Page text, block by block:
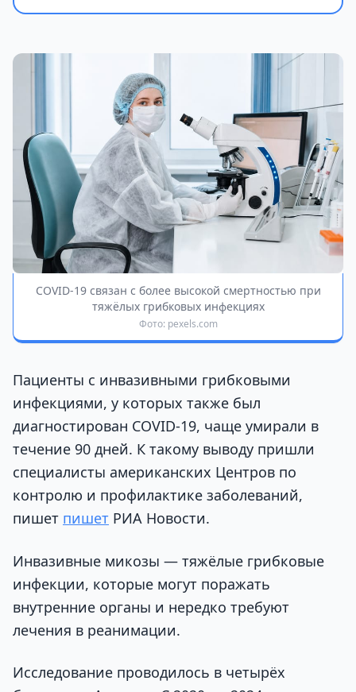
COVID-19 связан с более высокой смертностью при
тяжёлых грибковых инфекциях
Фото: pexels.com
Пациенты с инвазивными грибковыми
инфекциями, у которых также был
диагностирован COVID-19, чаще умирали в
течение 90 дней. К такому выводу пришли
специалисты американских Центров по
контролю и профилактике заболеваний,
пишет пишет РИА Новости.
Инвазивные микозы — тяжёлые грибковые
инфекции, которые могут поражать
внутренние органы и нередко требуют
лечения в реанимации.
Исследование проводилось в четырёх